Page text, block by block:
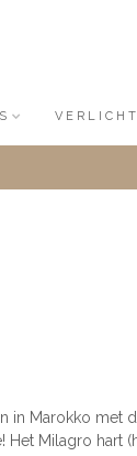
in Marokko met
Milagro hart